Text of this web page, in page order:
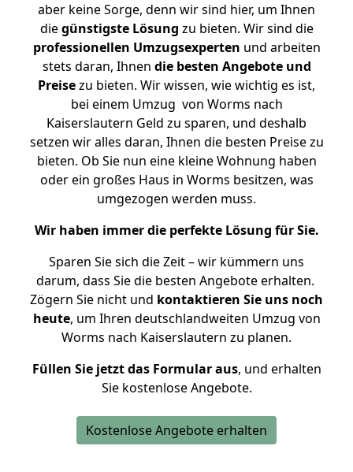
aber keine Sorge, denn wir sind hier, um Ihnen
diegünstigste Lösung zu bieten. Wir sind die
professionellen Umzugsexperten und arbeiten
stets daran, Ihnen die besten Angebote und
Preisezu bieten. Wir wissen, wie wichtig es ist,
bei einem Umzug von Worms nach
Kaiserslautern Geld zu sparen, und deshalb
setzen wir alles daran, Ihnen die besten Preise zu
bieten. Ob Sie nun eine kleine Wohnung haben
oder ein großes Haus in Worms besitzen, was
umgezogen werden muss.
Wir haben immer die perfekte Lösung für Sie.
Sparen Sie sich die Zeit – wir kümmern uns
darum, dass Sie die besten Angebote erhalten.
Zögern Sie nicht und kontaktieren Sie uns noch
heute, um Ihren deutschlandweiten Umzug von
Worms nach Kaiserslautern zu planen.
Füllen Sie jetzt das Formular aus, und erhalten
Sie kostenlose Angebote.
Kostenlose Angebote erhalten